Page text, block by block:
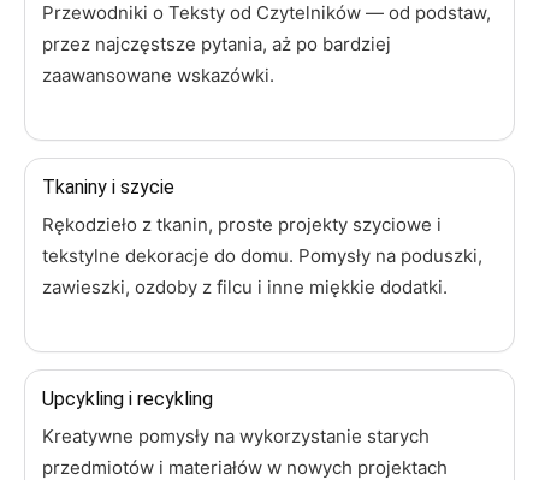
Przewodniki o Teksty od Czytelników — od podstaw,
przez najczęstsze pytania, aż po bardziej
zaawansowane wskazówki.
Tkaniny i szycie
Rękodzieło z tkanin, proste projekty szyciowe i
tekstylne dekoracje do domu. Pomysły na poduszki,
zawieszki, ozdoby z filcu i inne miękkie dodatki.
Upcykling i recykling
Kreatywne pomysły na wykorzystanie starych
przedmiotów i materiałów w nowych projektach